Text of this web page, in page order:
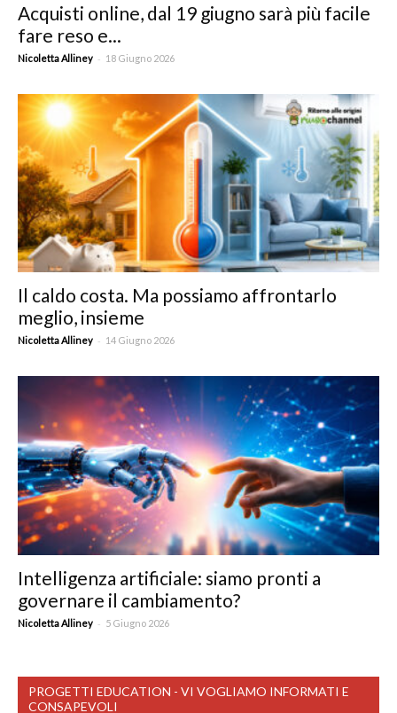
Acquisti online, dal 19 giugno sarà più facile
fare reso e...
Nicoletta Alliney - 18 Giugno 2026
Il caldo costa. Ma possiamo affrontarlo
meglio, insieme
Nicoletta Alliney - 14 Giugno 2026
Intelligenza artificiale: siamo pronti a
governare il cambiamento?
Nicoletta Alliney - 5 Giugno 2026
PROGETTI EDUCATION - VI VOGLIAMO INFORMATI E
CONSAPEVOLI